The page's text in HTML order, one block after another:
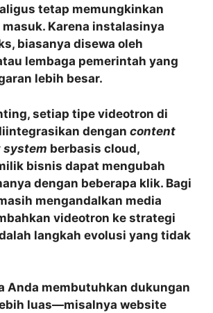
tetap memungkinkan
Karena instalasinya
biasanya disewa oleh
lembaga pemerintah yang
lebih besar.
setiap tipe videotron di
dengan content
system berbasis cloud,
bisnis dapat mengubah
dengan beberapa klik. Bagi
mengandalkan media
videotron ke strategi
langkah evolusi yang tidak
Anda membutuhkan dukungan
luas—misalnya website